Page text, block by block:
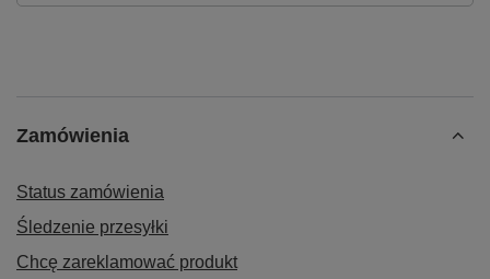
Zamówienia
Status zamówienia
Śledzenie przesyłki
Chcę zareklamować produkt